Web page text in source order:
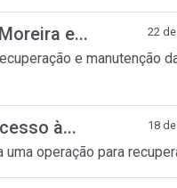
e... 22
e manutenção
à... 18
operação para